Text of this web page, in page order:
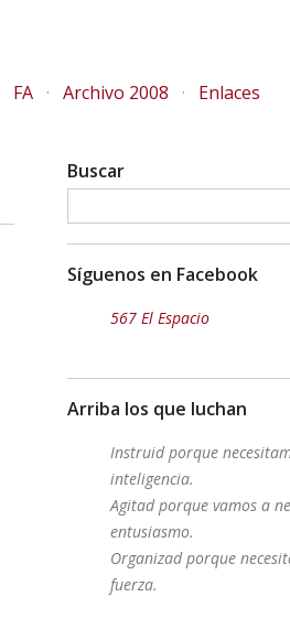
FA Archivo 2008 Enlaces
Buscar
Síguenos en Facebook
567 El Espacio
Arriba los que luchan
Instruid porque
inteligencia.
Agitad porque vamos a
entusiasmo.
Organizad porque
fuerza.